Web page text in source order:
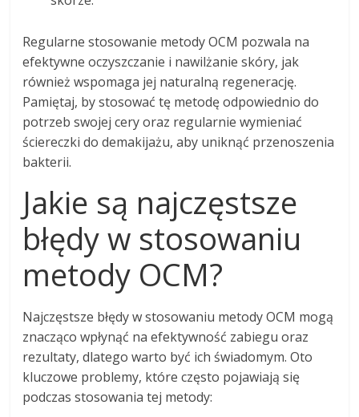
Regularne stosowanie metody OCM pozwala na
efektywne oczyszczanie i nawilżanie skóry, jak
również wspomaga jej naturalną regenerację.
Pamiętaj, by stosować tę metodę odpowiednio do
potrzeb swojej cery oraz regularnie wymieniać
ściereczki do demakijażu, aby uniknąć przenoszenia
bakterii.
Jakie są najczęstsze
błędy w stosowaniu
metody OCM?
Najczęstsze błędy w stosowaniu metody OCM mogą
znacząco wpłynąć na efektywność zabiegu oraz
rezultaty, dlatego warto być ich świadomym. Oto
kluczowe problemy, które często pojawiają się
podczas stosowania tej metody: